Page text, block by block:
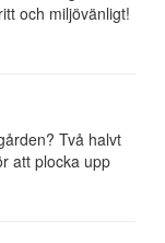
och miljövänligt!
Två halvt
att plocka upp